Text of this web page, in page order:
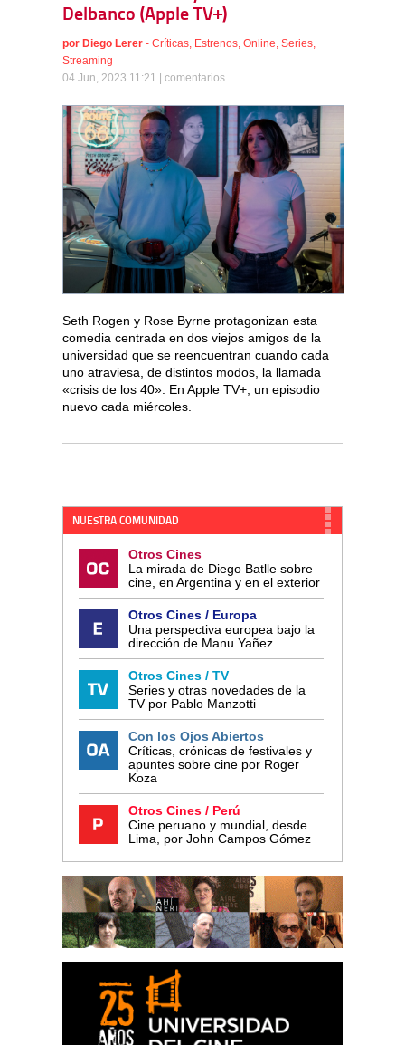
Delbanco (Apple TV+)
por Diego Lerer - Críticas, Estrenos, Online, Series,
Streaming
04 Jun, 2023 11:21 | comentarios
Seth Rogen y Rose Byrne protagonizan esta
comedia centrada en dos viejos amigos de la
universidad que se reencuentran cuando cada
uno atraviesa, de distintos modos, la llamada
«crisis de los 40». En Apple TV+, un episodio
nuevo cada miércoles.
NUESTRA COMUNIDAD
Otros Cines
La mirada de Diego Batlle sobre
cine, en Argentina y en el exterior
Otros Cines / Europa
Una perspectiva europea bajo la
dirección de Manu Yañez
Otros Cines / TV
Series y otras novedades de la
TV por Pablo Manzotti
Con los Ojos Abiertos
Críticas, crónicas de festivales y
apuntes sobre cine por Roger
Koza
Otros Cines / Perú
Cine peruano y mundial, desde
Lima, por John Campos Gómez